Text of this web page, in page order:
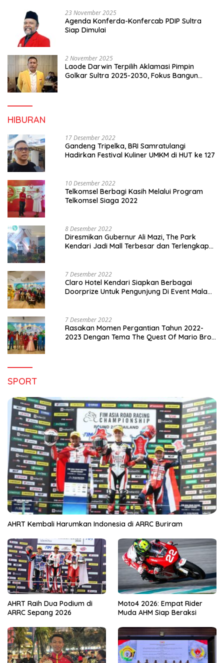
23 November 2025
Agenda Konferda-Konfercab PDIP Sultra
Siap Dimulai
2 November 2025
Laode Darwin Terpilih Aklamasi Pimpin
Golkar Sultra 2025-2030, Fokus Bangun
HIBURAN
17 Desember 2022
Gandeng Tripelka, BRI Samratulangi
Hadirkan Festival Kuliner UMKM di HUT ke 127
10 Desember 2022
Telkomsel Berbagi Kasih Melalui Program
Telkomsel Siaga 2022
8 Desember 2022
Diresmikan Gubernur Ali Mazi, The Park
Kendari Jadi Mall Terbesar dan Terlengkap
7 Desember 2022
Claro Hotel Kendari Siapkan Berbagai
Doorprize Untuk Pengunjung Di Event Malam
7 Desember 2022
Rasakan Momen Pergantian Tahun 2022-
2023 Dengan Tema The Quest Of Mario Bros
SPORT
AHRT Kembali Harumkan Indonesia di ARRC Buriram
AHRT Raih Dua Podium di
ARRC Sepang 2026
Moto4 2026: Empat Rider
Muda AHM Siap Beraksi